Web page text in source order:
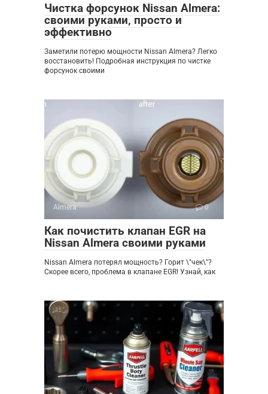
Чистка форсунок Nissan Almera:
своими руками‚ просто и
эффективно
Заметили потерю мощности Nissan Almera? Легко
восстановить! Подробная инструкция по чистке
форсунок своими
Almera 0
Как почистить клапан EGR на
Nissan Almera своими руками
Nissan Almera потерял мощность? Горит \"чек\"?
Скорее всего, проблема в клапане EGR! Узнай, как